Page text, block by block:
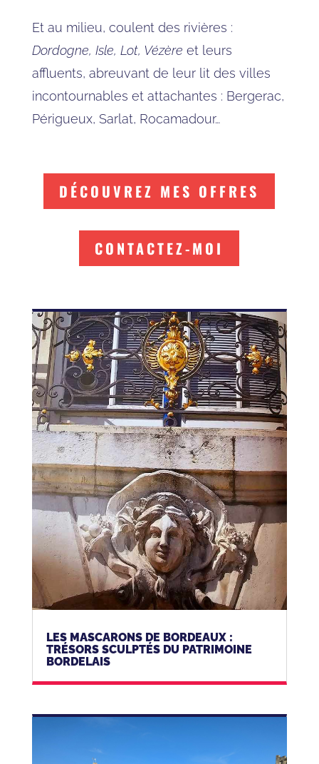
Et au milieu, coulent des rivières :
Dordogne, Isle, Lot, Vézère et leurs
affluents, abreuvant de leur lit des villes
incontournables et attachantes : Bergerac,
Périgueux, Sarlat, Rocamadour…
DÉCOUVREZ MES OFFRES
CONTACTEZ-MOI
LES MASCARONS DE BORDEAUX :
TRÉSORS SCULPTÉS DU PATRIMOINE
BORDELAIS